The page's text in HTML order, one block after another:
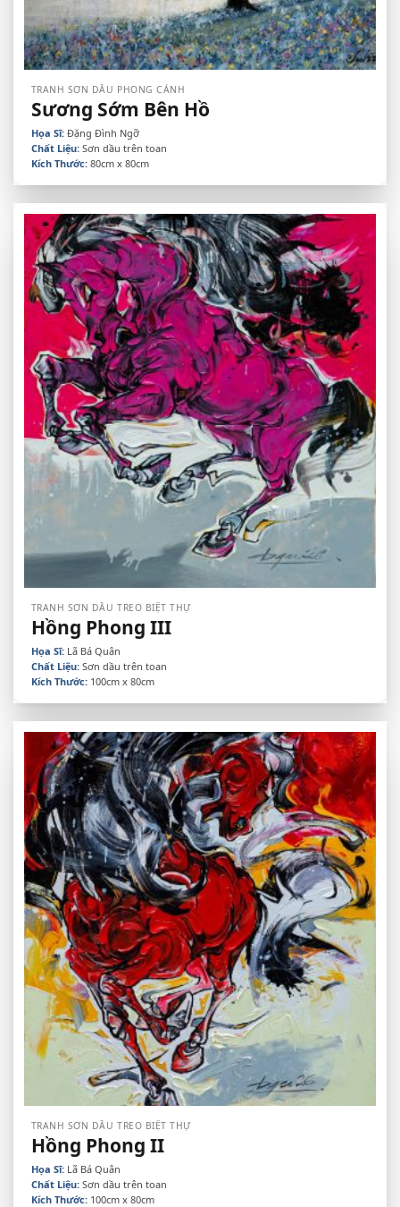
TRANH SƠN DẦU PHONG CẢNH
Sương Sớm Bên Hồ
Họa Sĩ:Đặng Đình Ngỡ
Chất Liệu:Sơn dầu trên toan
Kích Thước:80cm x 80cm
TRANH SƠN DẦU TREO BIỆT THỰ
Hồng Phong III
Họa Sĩ:Lã Bá Quân
Chất Liệu:Sơn dầu trên toan
Kích Thước:100cm x 80cm
TRANH SƠN DẦU TREO BIỆT THỰ
Hồng Phong II
Họa Sĩ:Lã Bá Quân
Chất Liệu:Sơn dầu trên toan
Kích Thước:100cm x 80cm